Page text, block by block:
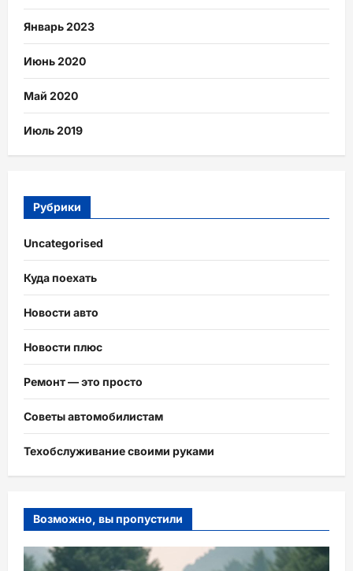
Январь 2023
Июнь 2020
Май 2020
Июль 2019
Рубрики
Uncategorised
Куда поехать
Новости авто
Новости плюс
Ремонт — это просто
Советы автомобилистам
Техобслуживание своими руками
Возможно, вы пропустили